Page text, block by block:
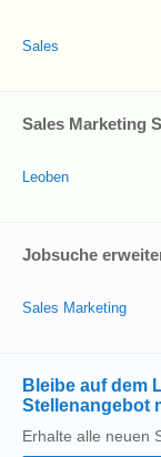
Sales
Sales Marketing
Leoben
Jobsuche
Sales Marketing
Bleibe auf dem
Stellenangebot
Erhalte alle neuen